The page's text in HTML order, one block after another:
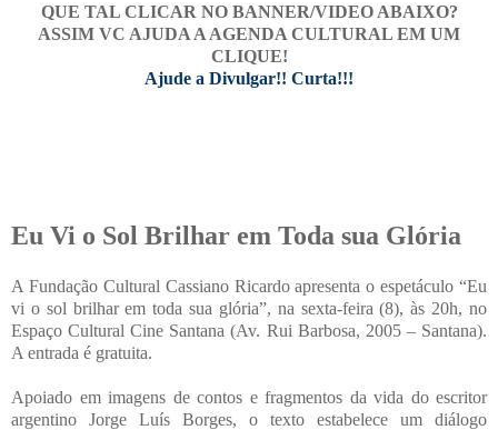
QUE TAL CLICAR NO BANNER/VIDEO ABAIXO?
ASSIM VC AJUDA A AGENDA CULTURAL EM UM
CLIQUE!
Ajude a Divulgar!! Curta!!!
Eu Vi o Sol Brilhar em Toda sua Glória
A Fundação Cultural Cassiano Ricardo apresenta o espetáculo “Eu
vi o sol brilhar em toda sua glória”, na sexta-feira (8), às 20h, no
Espaço Cultural Cine Santana (Av. Rui Barbosa, 2005 – Santana).
A entrada é gratuita.
Apoiado em imagens de contos e fragmentos da vida do escritor
argentino Jorge Luís Borges, o texto estabelece um diálogo